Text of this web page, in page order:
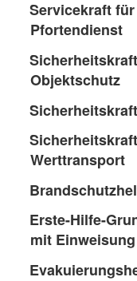
Servicekraft
Pfortendienst
Objektschutz
Werttransport
Erste-Hilfe-
mit